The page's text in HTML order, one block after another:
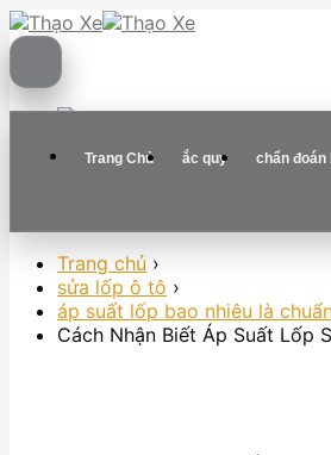
Skip
to
Trang Chủ ắc quy chẩn đoán
Trang chủ ›
sửa lốp ô tô ›
áp suất lốp bao nhiêu là
Cách Nhận Biết Áp Suất Lốp